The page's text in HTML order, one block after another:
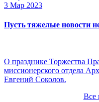
3 Мар 2023
Пусть тяжелые новости
О празднике Торжества
миссионерского отдела
Евгений Соколов.
Все